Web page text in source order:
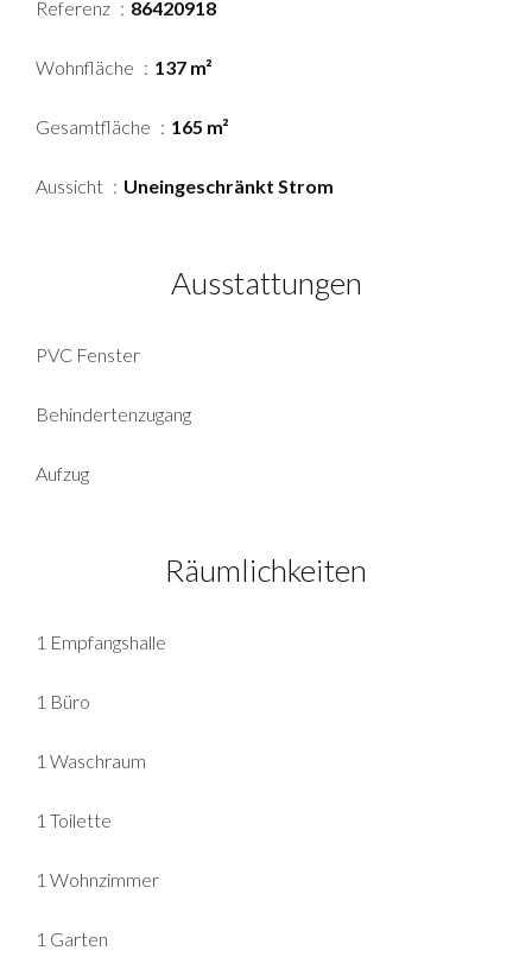
Referenz 86420918
Wohnfläche 137 m²
Gesamtfläche 165 m²
Aussicht Uneingeschränkt Strom
Ausstattungen
PVC Fenster
Behindertenzugang
Aufzug
Räumlichkeiten
1 Empfangshalle
1 Büro
1 Waschraum
1 Toilette
1 Wohnzimmer
1 Garten